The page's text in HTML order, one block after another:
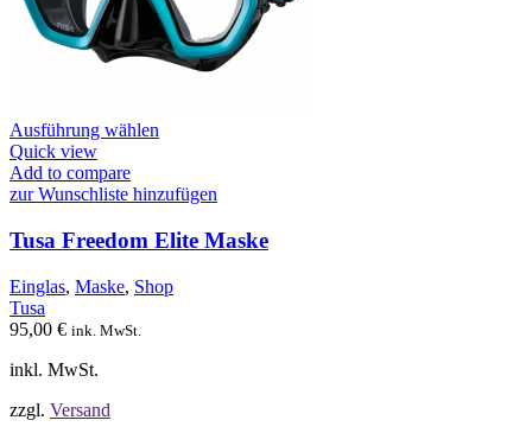
Ausführung wählen
mehrere
auf.
Die
können
Quick view
Add to compare
zur Wunschliste hinzufügen
Tusa Freedom Elite Maske
Einglas, Maske, Shop
Tusa
95,00 € ink. MwSt.
inkl. MwSt.
zzgl. Versand